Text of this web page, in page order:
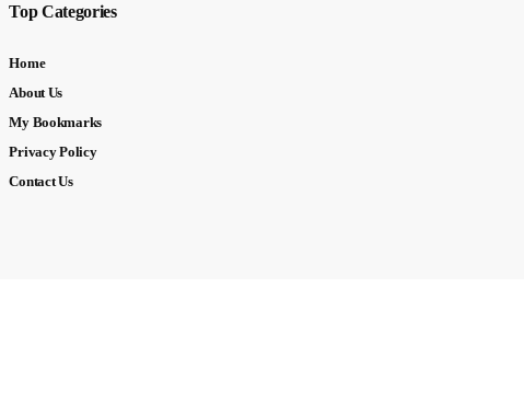
Top Categories
Home
About Us
My Bookmarks
Privacy Policy
Contact Us